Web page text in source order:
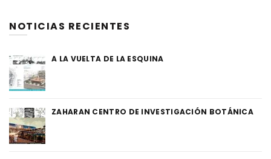
NOTICIAS RECIENTES
A LA VUELTA DE LA ESQUINA
ZAHARAN CENTRO DE INVESTIGACIÓN BOTÁNICA